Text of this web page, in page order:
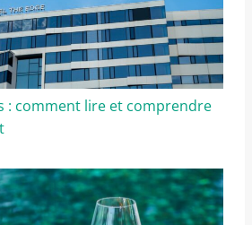
: comment lire et comprendre